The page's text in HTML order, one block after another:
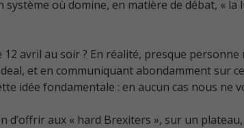
où domine, en matière de débat, «
avril au soir ? En réalité, presque personne
et en communiquant abondamment sur
idée fondamentale : en aucun cas nous ne
d’offrir aux « hard Brexiters », sur un